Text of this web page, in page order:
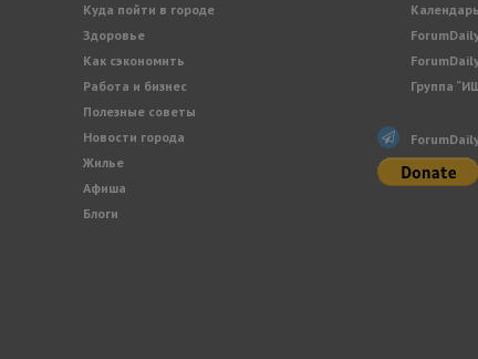
Куда пойти в городе
Здоровье
Как сэкономить
Работа и бизнес
Полезные советы
Новости города
Жилье
Афиша
Блоги
Группа